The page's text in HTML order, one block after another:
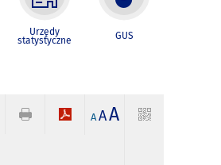
Urzędy
statystyczne GUS
A AA